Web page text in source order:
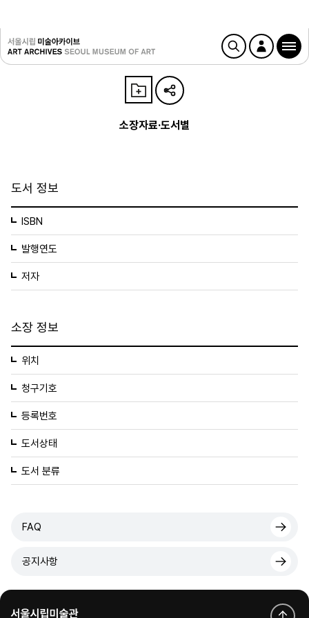
소장자료·도서별
도서 정보
ISBN
발행연도
저자
소장 정보
위치
청구기호
등록번호
도서상태
도서 분류
FAQ
공지사항